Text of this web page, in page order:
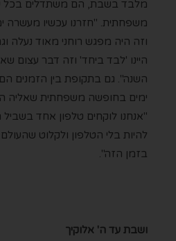
מלבד בשבת, הם משתדלים בכל
משפחתית. "חזרנו עכשיו מעשרה
וזה היה מפגש רוחני מאוד נעלה
היינו 'לבד ביחד' וזה דבר עצום
השנה". גם בתקופת בין הזמנים
ימים בחופשה משפחתית שאליה
"אנחנו לוקחים טלפון אחד בשביל
להיות בלי הטלפון ולקלוט
בזמן הזה".
ושבת עד ה' אלוקיך